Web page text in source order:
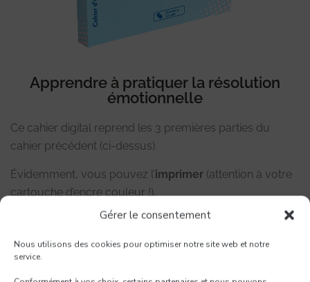
Gérer le consentement
Nous utilisons des cookies pour optimiser notre site web et notre
service.
Apprendre à pratiquer la résolution
émotionnelle
Ce cahier digital reprend les 3 premières parties du
cahier précédent (ci-dessus).
Évidemment, vous pouvez l’imprimer (attention à votre
cartouche d’encre couleur !).
partagez ce cahierpour qu’un maximum de
personnes se libèrent et vivent mieux !